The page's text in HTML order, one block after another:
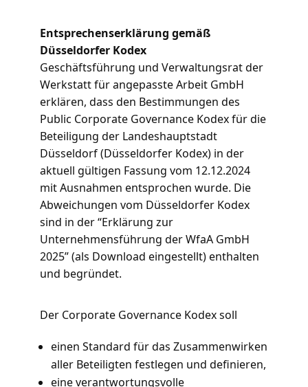
Entsprechenserklärung gemäß
Düsseldorfer Kodex
Geschäftsführung und Verwaltungsrat der
Werkstatt für angepasste Arbeit GmbH
erklären, dass den Bestimmungen des
Public Corporate Governance Kodex für die
Beteiligung der Landeshauptstadt
Düsseldorf (Düsseldorfer Kodex) in der
aktuell gültigen Fassung vom 12.12.2024
mit Ausnahmen entsprochen wurde. Die
Abweichungen vom Düsseldorfer Kodex
sind in der “Erklärung zur
Unternehmensführung der WfaA GmbH
2025” (als Download eingestellt) enthalten
und begründet.
Der Corporate Governance Kodex soll
einen Standard für das Zusammenwirken
aller Beteiligten festlegen und definieren,
eine verantwortungsvolle